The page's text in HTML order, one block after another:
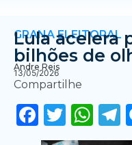
GRANA ELEITORAL
Lula acelera
bilhões de
Andre Reis
13/05/2026
Compartilhe